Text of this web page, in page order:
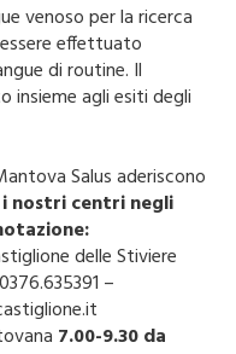
venoso per la ricerca
effettuato
di routine. Il
insieme agli esiti degli
Salus aderiscono
nostri centri negli
delle Stiviere
–
7.00-9.30 da